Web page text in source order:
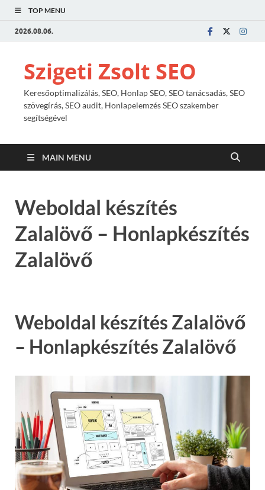
TOP MENU
2026.08.06.
Szigeti Zsolt SEO
Keresőoptimalizálás, SEO, Honlap SEO, SEO tanácsadás, SEO
szövegírás, SEO audit, Honlapelemzés SEO szakember
segítségével
MAIN MENU
Weboldal készítés
Zalalövő – Honlapkészítés
Zalalövő
Weboldal készítés Zalalövő
– Honlapkészítés Zalalövő